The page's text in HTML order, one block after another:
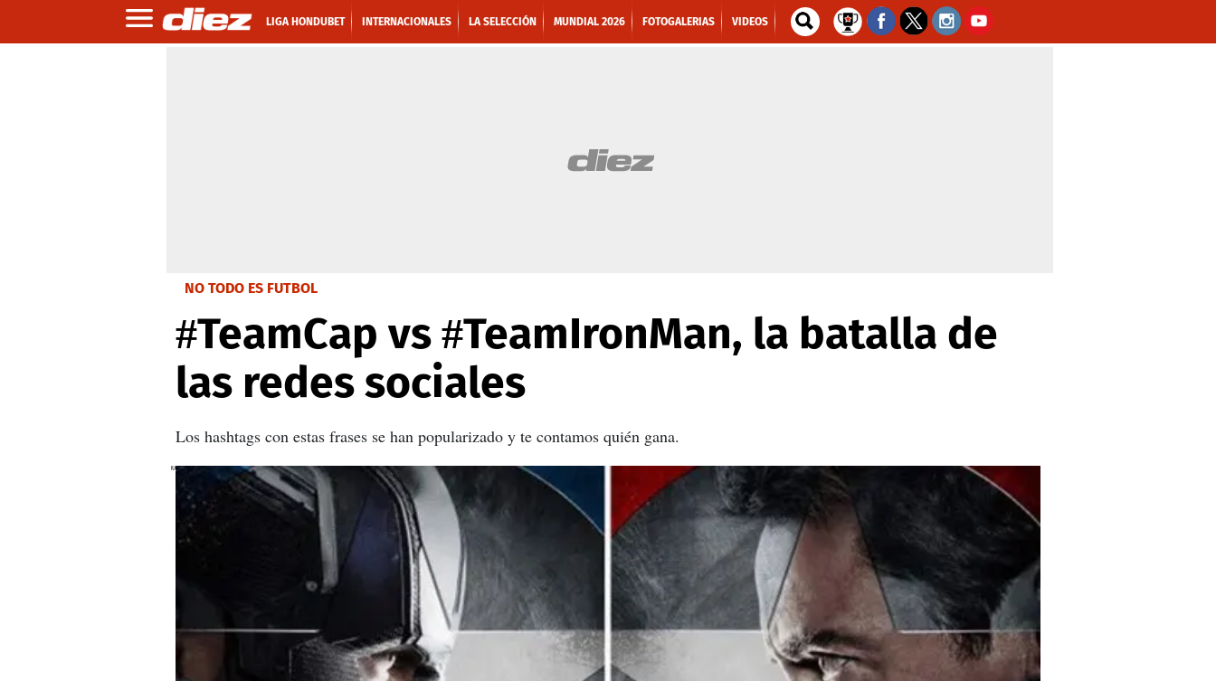
LIGA HONDUBET INTERNACIONALES LA SELECCIÓN MUNDIAL 2026 FOTOGALERIAS VIDEOS
NO TODO ES FUTBOL
#TeamCap vs #TeamIronMan, la batalla de
las redes sociales
Los hashtags con estas frases se han popularizado y te contamos quién gana.
X